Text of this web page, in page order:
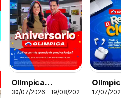
Olímpica
Aniversario
30/07/2026 - 19/08/2026
a
17/07/